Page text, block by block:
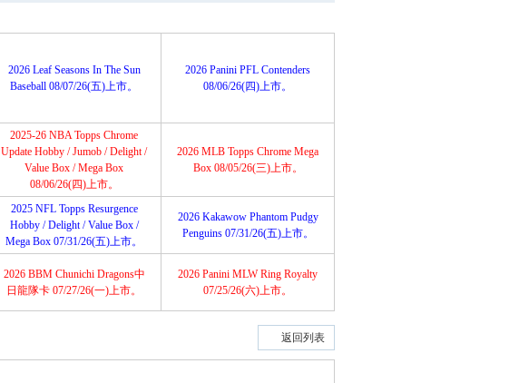
2026 Leaf Seasons In The Sun
Baseball 08/07/26(五)上市。
2026 Panini PFL Contenders
08/06/26(四)上市。
2025-26 NBA Topps Chrome
Update Hobby / Jumob / Delight /
Value Box / Mega Box
08/06/26(四)上市。
2026 MLB Topps Chrome Mega
Box 08/05/26(三)上市。
2025 NFL Topps Resurgence
Hobby / Delight / Value Box /
Mega Box 07/31/26(五)上市。
2026 Kakawow Phantom Pudgy
Penguins 07/31/26(五)上市。
2026 BBM Chunichi Dragons中
日龍隊卡 07/27/26(一)上市。
2026 Panini MLW Ring Royalty
07/25/26(六)上市。
返回列表